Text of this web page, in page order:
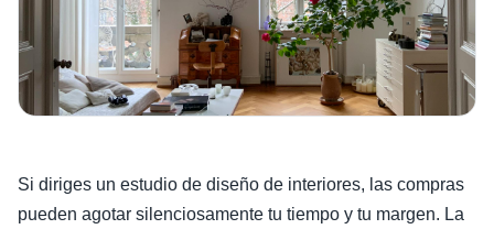
Si diriges un estudio de diseño de interiores, las compras
pueden agotar silenciosamente tu tiempo y tu margen. La